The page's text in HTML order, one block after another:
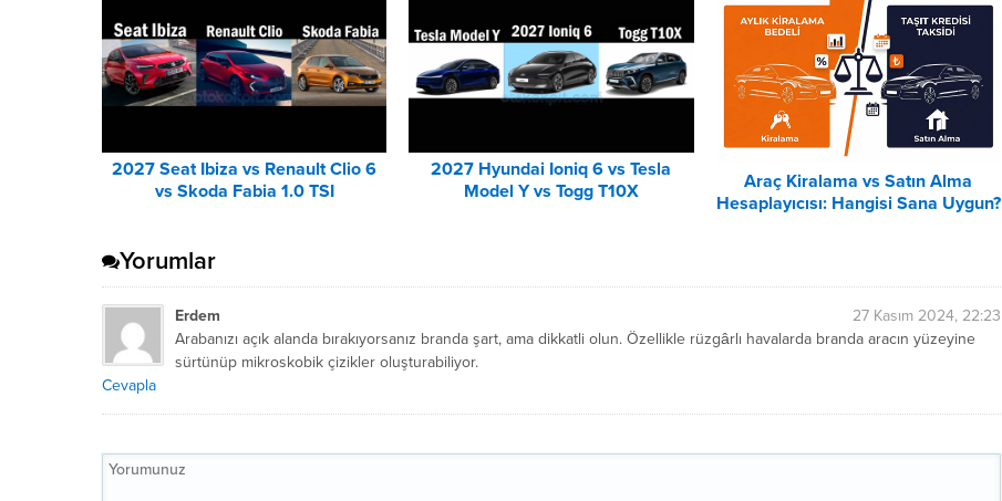
2027 Seat Ibiza vs Renault Clio 6
vs Skoda Fabia 1.0 TSI
2027 Hyundai Ioniq 6 vs Tesla
Model Y vs Togg T10X
Araç Kiralama vs Satın Alma
Hesaplayıcısı: Hangisi Sana Uygun?
Yorumlar
Erdem
27 Kasım 2024, 22:23
Arabanızı açık alanda bırakıyorsanız branda şart, ama dikkatli olun. Özellikle rüzgârlı havalarda branda aracın yüzeyine
sürtünüp mikroskobik çizikler oluşturabiliyor.
Cevapla